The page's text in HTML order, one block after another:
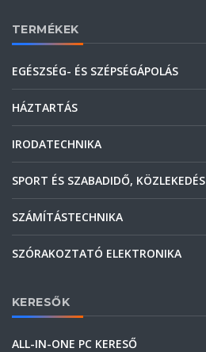
TERMÉKEK
EGÉSZSÉG- ÉS SZÉPSÉGÁPOLÁS
HÁZTARTÁS
IRODATECHNIKA
SPORT ÉS SZABADIDŐ, KÖZLEKEDÉS
SZÁMÍTÁSTECHNIKA
SZÓRAKOZTATÓ ELEKTRONIKA
KERESŐK
ALL-IN-ONE PC KERESŐ